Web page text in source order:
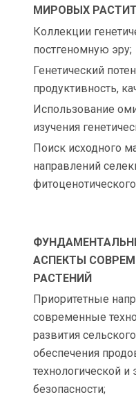
МИРОВЫХ
Коллекции
постгеномную эру;
Генетический
продуктивность,
Использование
изучения
Поиск исходного
направлений
АСПЕКТЫ
РАСТЕНИЙ
Приоритетные
современные
развития
обеспечения
технологической и
безопасности;